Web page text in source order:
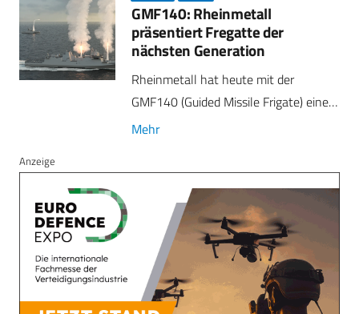
GMF140: Rheinmetall
präsentiert Fregatte der
nächsten Generation
Rheinmetall hat heute mit der
GMF140 (Guided Missile Frigate) eine…
Mehr
Anzeige